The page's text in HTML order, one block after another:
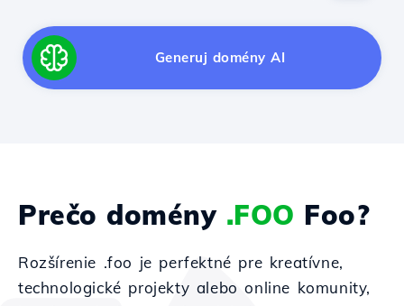
Generuj domény AI
Prečo domény .FOO Foo?
Rozšírenie .foo je perfektné pre kreatívne,
technologické projekty alebo online komunity,